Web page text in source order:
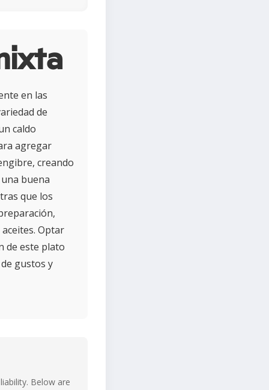
en las
de
caldo
agregar
creando
buena
que los
Optar
de este plato
gustos y
Below are